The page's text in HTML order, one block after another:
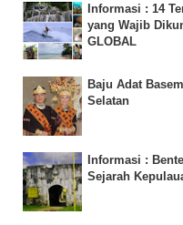
Informasi : 14
yang Wajib
GLOBAL
Baju Adat
Selatan
Informasi :
Sejarah